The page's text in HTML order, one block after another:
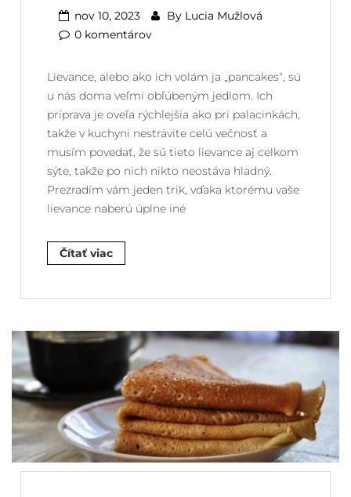
nov 10, 2023 By Lucia Mužlová
0 komentárov
Lievance, alebo ako ich volám ja „pancakes“, sú
u nás doma veľmi obľúbeným jedlom. Ich
príprava je oveľa rýchlejšia ako pri palacinkách,
takže v kuchyni nestrávite celú večnosť a
musím povedať, že sú tieto lievance aj celkom
sýte, takže po nich nikto neostáva hladný.
Prezradím vám jeden trik, vďaka ktorému vaše
lievance naberú úplne iné
Čítať viac